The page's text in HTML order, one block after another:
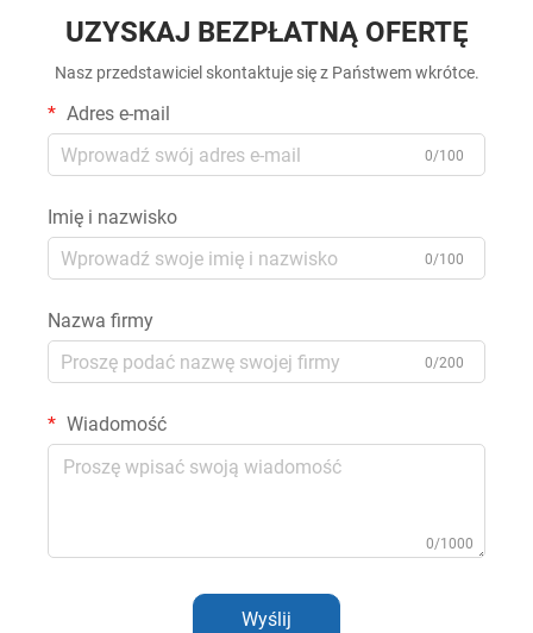
UZYSKAJ BEZPŁATNĄ OFERTĘ
Nasz przedstawiciel skontaktuje się z Państwem wkrótce.
Adres e-mail
0/100
Imię i nazwisko
0/100
Nazwa firmy
0/200
Wiadomość
0/1000
Wyślij